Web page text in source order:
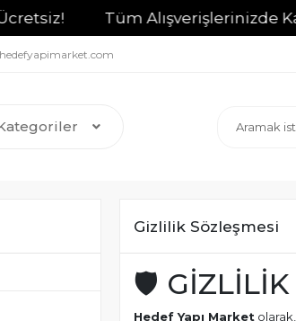
Tüm Alışverişlerinizde Kargo
Gizlilik Sözleşmesi
🛡️ GİZLİLİK
Hedef Yapı Market